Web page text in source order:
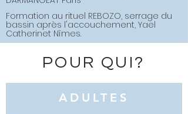
Formation au rituel REBOZO, serrage du
bassin après l'accouchement, Yael
Catherinet Nîmes.
POUR QUI?
ADULTES